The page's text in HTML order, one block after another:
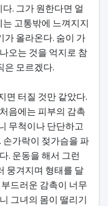
. 그가 원한다면 얼
고통밖에 느껴지지
가 올라온다. 숨이 가
오는 것을 억지로 참
은 모르겠다.
면 터질 것만 같았다.
음에는 피부의 감촉
무척이나 단단하고
손가락이 젖가슴을 파
. 운동을 해서 그런
뭉겨지며 형태를 달
드러운 감촉이 너무
그녀의 몸이 떨리기